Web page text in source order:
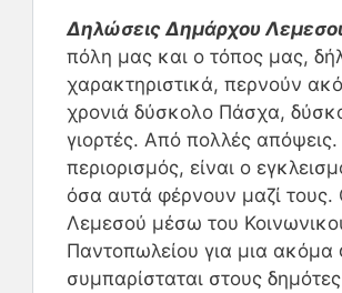
Δηλώσεις Δημάρχου
πόλη μας και ο τόπος μας,
χαρακτηριστικά, περνούν
χρονιά δύσκολο Πάσχα,
γιορτές. Από πολλές απόψεις.
περιορισμός, είναι ο
όσα αυτά φέρνουν μαζί
Λεμεσού μέσω του
Παντοπωλείου για μια ακόμα
συμπαρίσταται στους